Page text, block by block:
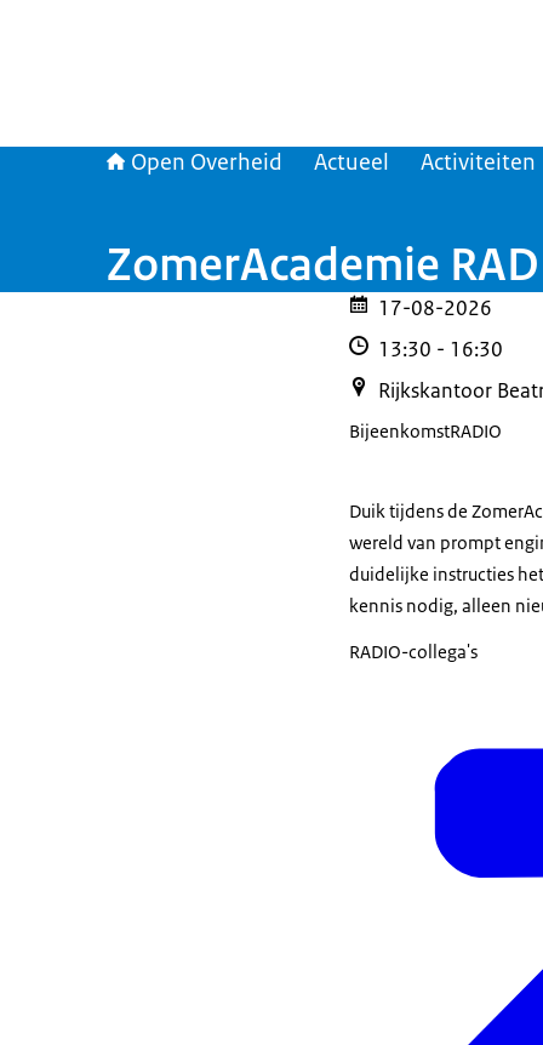
Open Overheid Actueel Activiteiten
ZomerAcademie
17-08-2026
13:30 - 16:30
Rijkskantoor
BijeenkomstRADIO
Duik tijdens de
wereld van prompt
duidelijke instructies
kennis nodig, alleen
RADIO-collega's